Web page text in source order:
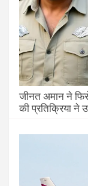
जीनत अमान ने
की प्रतिक्रिया ने